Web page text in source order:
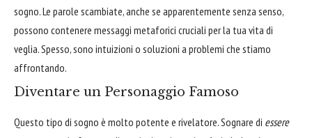
sogno. Le parole scambiate, anche se apparentemente senza senso,
possono contenere messaggi metaforici cruciali per la tua vita di
veglia. Spesso, sono intuizioni o soluzioni a problemi che stiamo
affrontando.
Diventare un Personaggio Famoso
Questo tipo di sogno è molto potente e rivelatore. Sognare di essere